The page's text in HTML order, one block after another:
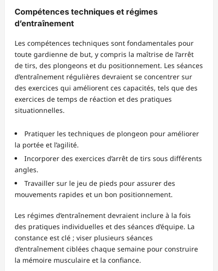
Compétences techniques et régimes
d’entraînement
Les compétences techniques sont fondamentales pour
toute gardienne de but, y compris la maîtrise de l’arrêt
de tirs, des plongeons et du positionnement. Les séances
d’entraînement régulières devraient se concentrer sur
des exercices qui améliorent ces capacités, tels que des
exercices de temps de réaction et des pratiques
situationnelles.
Pratiquer les techniques de plongeon pour améliorer
la portée et l’agilité.
Incorporer des exercices d’arrêt de tirs sous différents
angles.
Travailler sur le jeu de pieds pour assurer des
mouvements rapides et un bon positionnement.
Les régimes d’entraînement devraient inclure à la fois
des pratiques individuelles et des séances d’équipe. La
constance est clé ; viser plusieurs séances
d’entraînement ciblées chaque semaine pour construire
la mémoire musculaire et la confiance.